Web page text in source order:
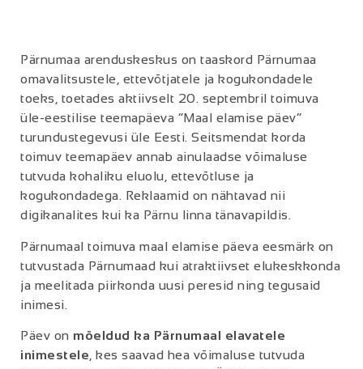
Pärnumaa arenduskeskus on taaskord Pärnumaa
omavalitsustele, ettevõtjatele ja kogukondadele
toeks, toetades aktiivselt 20. septembril toimuva
üle-eestilise teemapäeva “Maal elamise päev”
turundustegevusi üle Eesti. Seitsmendat korda
toimuv teemapäev annab ainulaadse võimaluse
tutvuda kohaliku eluolu, ettevõtluse ja
kogukondadega. Reklaamid on nähtavad nii
digikanalites kui ka Pärnu linna tänavapildis.
Pärnumaal toimuva maal elamise päeva eesmärk on
tutvustada Pärnumaad kui atraktiivset elukeskkonda
ja meelitada piirkonda uusi peresid ning tegusaid
inimesi.
Päev on mõeldud ka Pärnumaal elavatele
inimestele , kes saavad hea võimaluse tutvuda